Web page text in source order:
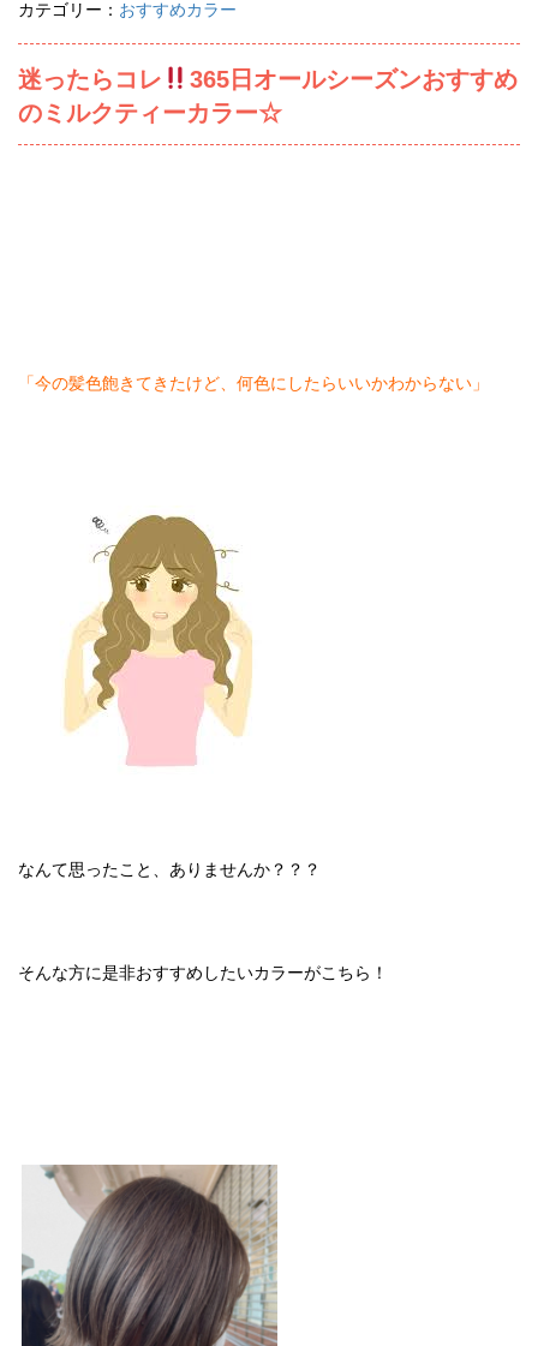
カテゴリー： おすすめカラー
迷ったらコレ
365日オールシーズンおすすめ
のミルクティーカラー☆
「今の髪色飽きてきたけど、何色にしたらいいかわからない」
なんて思ったこと、ありませんか？？？
そんな方に是非おすすめしたいカラーがこちら！